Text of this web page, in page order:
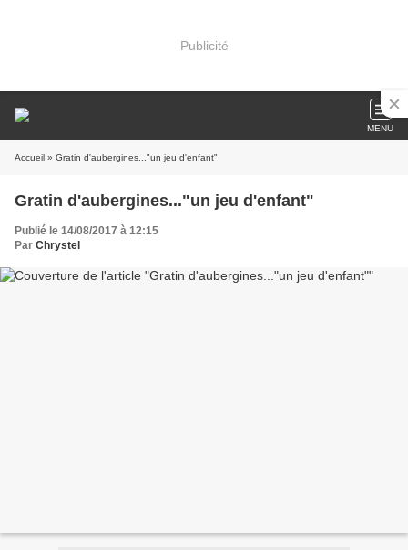
Publicité
MENU
Accueil » Gratin d'aubergines..."un jeu d'enfant"
Gratin d'aubergines..."un jeu d'enfant"
Publié le 14/08/2017 à 12:15
Par Chrystel